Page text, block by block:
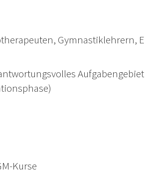
Gymnastiklehrern,
Kurse